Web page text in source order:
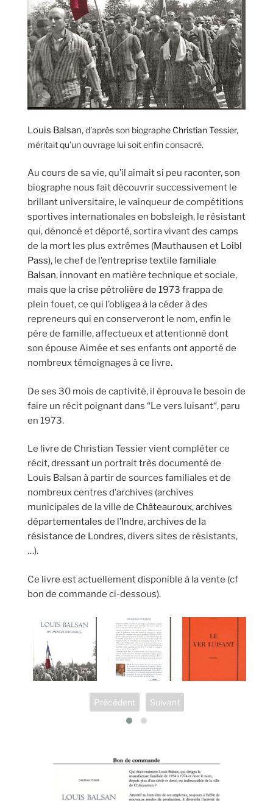
Louis Balsan,d’après son biographe Christian Tessier,
méritait qu’un ouvrage lui soit enfin consacré.
Au cours de sa vie, qu’il aimait si peu raconter, son
biographe nous fait découvrir successivement le
brillant universitaire, le vainqueur de compétitions
sportives internationales en bobsleigh, le résistant
qui, dénoncé et déporté, sortira vivant des camps
de la mort les plus extrêmes (Mauthausen et Loibl
Pass), le chef de l’entreprise textile familiale
Balsan, innovant en matière technique et sociale,
mais que lacrise pétrolière de 1973 frappa de
plein fouet, ce qui l’obligea à la céder à des
repreneurs qui en conserveront le nom, enfin le
père de famille, affectueux et attentionné dont
son épouse Aimée et ses enfants ont apporté de
nombreux témoignages à ce livre.
De ses 30 mois de captivité, il éprouva le besoin de
faire un récit poignant dans “Le vers luisant“, paru
en 1973.
Le livre de Christian Tessier vient compléter ce
récit, dressant un portrait très documenté de
Louis Balsan à partir de sources familiales et de
nombreux centres d’archives (archives
municipales de la ville de Châteauroux,archives
départementales de l’Indre,archives de la
résistance de Londres, divers sites de résistants,
…).
Ce livre est actuellement disponible à la vente (cf
bon de commande ci-dessous).
Précédent Suivant